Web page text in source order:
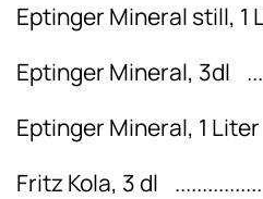
Eptinger Mineral still, 1
Eptinger Mineral, 3dl
Eptinger Mineral, 1 Liter
Fritz Kola, 3 dl